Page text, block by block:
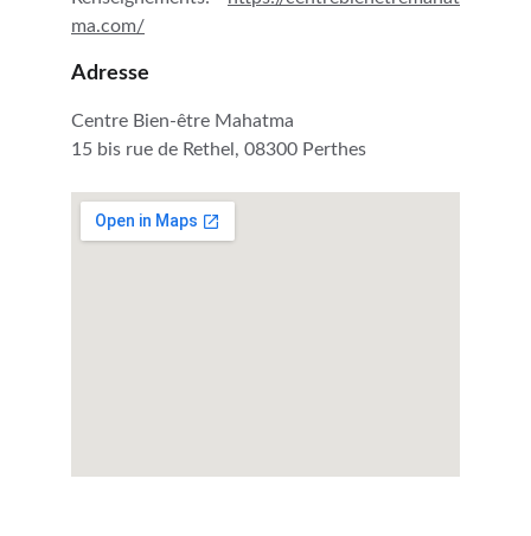
ma.com/
Adresse
Centre Bien-être Mahatma
15 bis rue de Rethel, 08300 Perthes